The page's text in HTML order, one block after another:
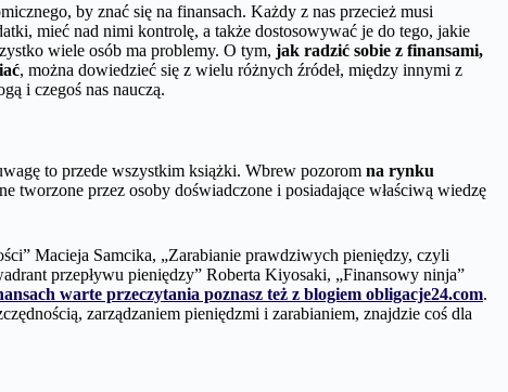
by znać się na finansach. Każdy z nas przecież musi
mieć nad nimi kontrolę, a także dostosowywać je do tego, jakie
wiele osób ma problemy. O tym, jak radzić sobie z finansami,
, można dowiedzieć się z wielu różnych źródeł, między innymi z
i czegoś nas nauczą.
to przede wszystkim książki. Wbrew pozorom na rynku
tworzone przez osoby doświadczone i posiadające właściwą wiedzę
Macieja Samcika, „Zarabianie prawdziwych pieniędzy, czyli
przepływu pieniędzy” Roberta Kiyosaki, „Finansowy ninja”
warte przeczytania poznasz też z blogiem obligacje24.com.
zarządzaniem pieniędzmi i zarabianiem, znajdzie coś dla